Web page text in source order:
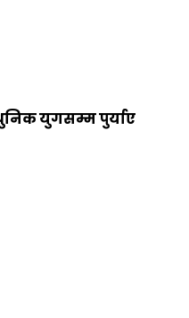
युगसम्म पुर्याए